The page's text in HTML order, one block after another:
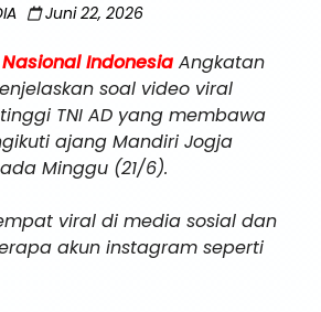
Juni 22, 2026
Indonesia Angkatan
soal video viral
TNI AD yang membawa
ajang Mandiri Jogja
Minggu (21/6).
viral di media sosial dan
akun instagram seperti